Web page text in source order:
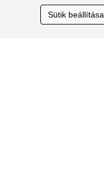
Thank you.Sütik beállítása